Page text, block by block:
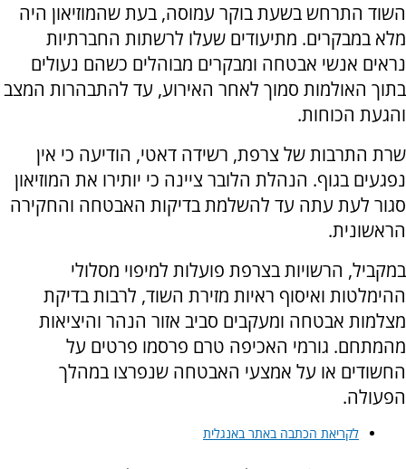
השוד התרחש בשעת בוקר עמוסה, בעת שהמוזיאון היה
מלא במבקרים. מתיעודים שעלו לרשתות החברתיות
נראים אנשי אבטחה ומבקרים מבוהלים כשהם נעולים
בתוך האולמות סמוך לאחר האירוע, עד להתבהרות המצב
והגעת הכוחות.
שרת התרבות של צרפת, רשידה דאטי, הודיעה כי אין
נפגעים בגוף. הנהלת הלובר ציינה כי יותירו את המוזיאון
סגור לעת עתה עד להשלמת בדיקות האבטחה והחקירה
הראשונית.
במקביל, הרשויות בצרפת פועלות למיפוי מסלולי
ההימלטות ואיסוף ראיות מזירת השוד, לרבות בדיקת
מצלמות אבטחה ומעקבים סביב אזור הנהר והיציאות
מהמתחם. גורמי האכיפה טרם פרסמו פרטים על
החשודים או על אמצעי האבטחה שנפרצו במהלך
הפעולה.
לקריאת הכתבה באתר באנגלית